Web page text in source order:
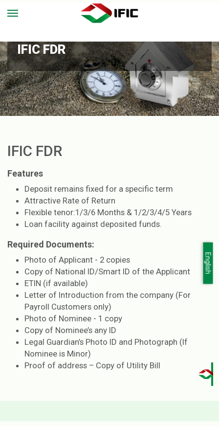
English
IFIC FDR
IFIC FDR
Features
Deposit remains fixed for a specific term
Attractive Rate of Return
Flexible tenor:1/3/6 Months & 1/2/3/4/5 Years
Loan facility against deposited funds.
Required Documents:
Photo of Applicant - 2 copies
Copy of National ID/Smart ID of the Applicant
ETIN (if available)
Letter of Introduction from the company (For
Payroll Customers only)
Photo of Nominee - 1 copy
Copy of Nominee’s any ID
Legal Guardian’s Photo ID and Photograph (If
Nominee is Minor)
Proof of address – Copy of Utility Bill